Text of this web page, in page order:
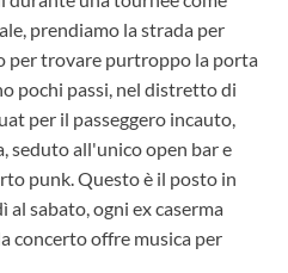
prendiamo la strada per
per trovare purtroppo la porta
pochi passi, nel distretto di
per il passeggero incauto,
seduto all'unico open bar e
punk. Questo è il posto in
sabato, ogni ex caserma
concerto offre musica per